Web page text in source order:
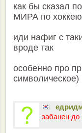
как бы сказал
МИРА по
иди нафиг с
вроде так
особенно про
забанен до